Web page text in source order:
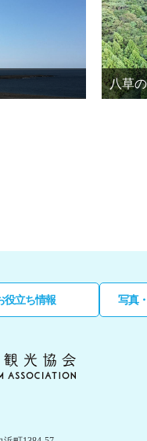
八草
役立ち情報 写真